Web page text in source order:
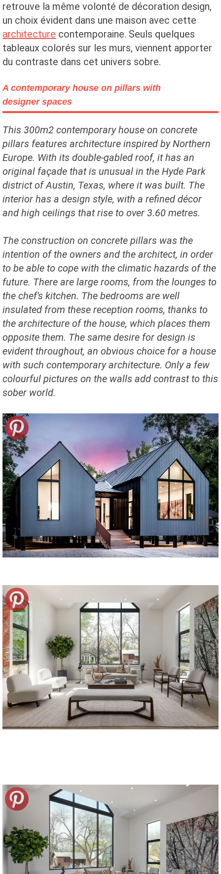
retrouve la même volonté de décoration design,
un choix évident dans une maison avec cette
architecture contemporaine. Seuls quelques
tableaux colorés sur les murs, viennent apporter
du contraste dans cet univers sobre.
A contemporary house on pillars with
designer spaces
This 300m2 contemporary house on concrete
pillars features architecture inspired by Northern
Europe. With its double-gabled roof, it has an
original façade that is unusual in the Hyde Park
district of Austin, Texas, where it was built. The
interior has a design style, with a refined décor
and high ceilings that rise to over 3.60 metres.
The construction on concrete pillars was the
intention of the owners and the architect, in order
to be able to cope with the climatic hazards of the
future. There are large rooms, from the lounges to
the chef's kitchen. The bedrooms are well
insulated from these reception rooms, thanks to
the architecture of the house, which places them
opposite them. The same desire for design is
evident throughout, an obvious choice for a house
with such contemporary architecture. Only a few
colourful pictures on the walls add contrast to this
sober world.